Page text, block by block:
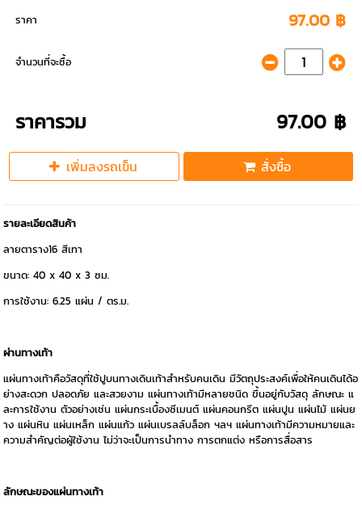
ราคา 97.00 ฿
จำนวนที่จะซื้อ
ราคารวม 97.00 ฿
เพิ่มลงรถเข็น สั่งซื้อ
รายละเอียดสินค้า
ลายตาราง16 สีเทา
ขนาด: 40 x 40 x 3 ซม.
การใช้งาน: 6.25 แผ่น / ตร.ม.
ผ่านทางเท้า
แผ่นทางเท้าคือวัสดุที่ใช้ปูบนทางเดินเท้าสำหรับคนเดิน มีวัตถุประสงค์เพื่อให้คนเดินได้อ
ย่างสะดวก ปลอดภัย และสวยงาม แผ่นทางเท้ามีหลายชนิด ขึ้นอยู่กับวัสดุ ลักษณะ แ
ละการใช้งาน ตัวอย่างเช่น แผ่นกระเบื้องซีเมนต์ แผ่นคอนกรีต แผ่นปูน แผ่นไม้ แผ่นย
าง แผ่นหิน แผ่นเหล็ก แผ่นแก้ว แผ่นเบรลล์บล็อก ฯลฯ แผ่นทางเท้ามีความหมายและ
ความสำคัญต่อผู้ใช้งาน ไม่ว่าจะเป็นการนำทาง การตกแต่ง หรือการสื่อสาร
ลักษณะของแผ่นทางเท้า